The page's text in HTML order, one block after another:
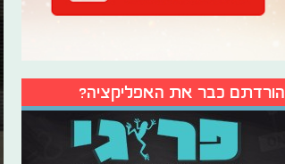
הורדתם כבר את האפליקציה?